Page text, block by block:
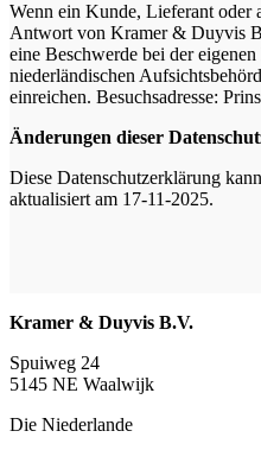
Wenn ein Kunde, Lieferant oder
Antwort von Kramer & Duyvis
eine Beschwerde bei der
niederländischen
einreichen. Besuchsadresse:
Änderungen dieser
Diese Datenschutzerklärung
aktualisiert am 17-11-2025.
Kramer & Duyvis B.V.
Spuiweg 24
5145 NE Waalwijk
Die Niederlande